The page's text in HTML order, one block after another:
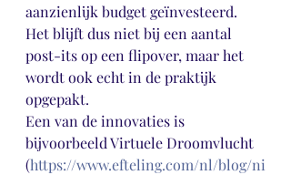
aanzienlijk budget geïnvesteerd.
Het blijft dus niet bij een aantal
post-its op een flipover, maar het
wordt ook echt in de praktijk
opgepakt.
Een van de innovaties is
bijvoorbeeld Virtuele Droomvlucht
(https://www.efteling.com/nl/blog/ni